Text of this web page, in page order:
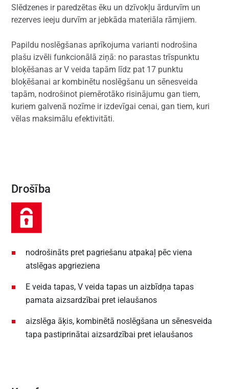
Slēdzenes ir paredzētas ēku un dzīvokļu ārdurvīm un
rezerves ieeju durvīm ar jebkāda materiāla rāmjiem.
Papildu noslēgšanas aprīkojuma varianti nodrošina
plašu izvēli funkcionālā ziņā: no parastas trīspunktu
bloķēšanas ar V veida tapām līdz pat 17 punktu
bloķēšanai ar kombinētu noslēgšanu un sēnesveida
tapām, nodrošinot piemērotāko risinājumu gan tiem,
kuriem galvenā nozīme ir izdevīgai cenai, gan tiem, kuri
vēlas maksimālu efektivitāti.
Drošība
nodrošināts pret pagriešanu atpakaļ pēc viena
atslēgas apgrieziena
E veida tapas, V veida tapas un aizbīdņa tapas
pamata aizsardzībai pret ielaušanos
aizslēga āķis, kombinētā noslēgšana un sēnesveida
tapa pastiprinātai aizsardzībai pret ielaušanos